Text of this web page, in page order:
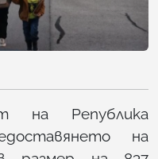
на Република
на